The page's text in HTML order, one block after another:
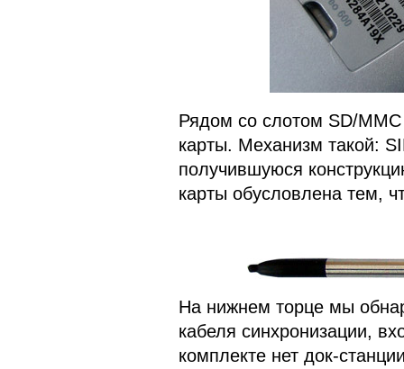
Рядом со слотом SD/MMC
карты. Механизм такой:
получившуюся
карты обусловлена тем,
На нижнем торце мы
кабеля синхронизации,
комплекте нет док-